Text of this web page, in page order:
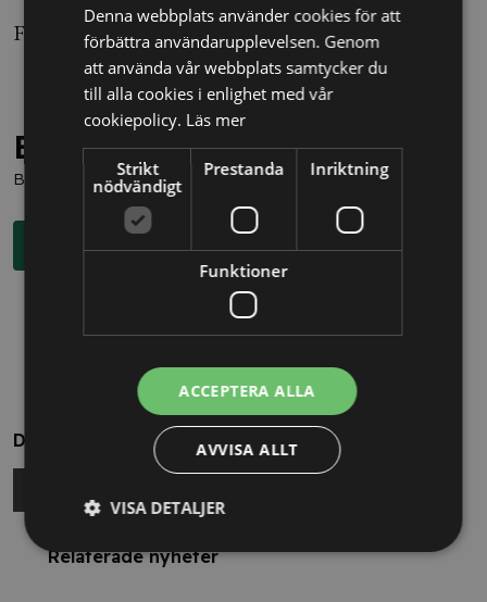
Foto: Lise Åserud / SCANPIX
Behöver du juridisk hjälp?
Boka en kostnadsfri konsultation direkt via knappen nedan.
Boka rådgivning
Dela
Relaterade nyheter
Denna webbplats använder cookies för att
förbättra användarupplevelsen. Genom
att använda vår webbplats samtycker du
till alla cookies i enlighet med vår
cookiepolicy. Läs mer
Strikt
nödvändigt
Prestanda Inriktning
Funktioner
ACCEPTERA ALLA
AVVISA ALLT
VISA DETALJER